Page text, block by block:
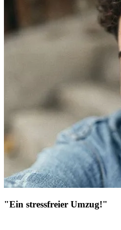
"Ein stressfreier Umzug!"